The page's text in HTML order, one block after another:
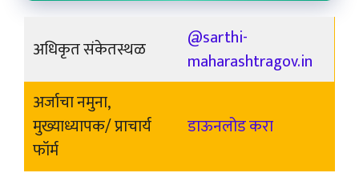
अधिकृत संकेतस्थळ
@sarthi-
maharashtragov.in
अर्जाचा नमुना,
मुख्याध्यापक/ प्राचार्य
फॉर्म
डाऊनलोड करा